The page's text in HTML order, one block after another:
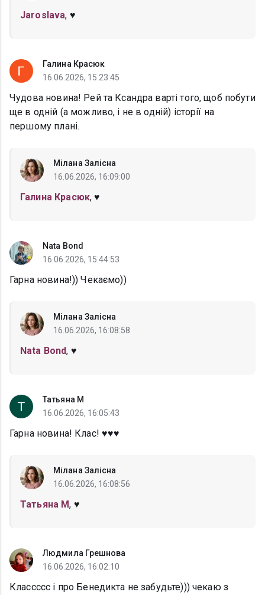
Jaroslava, ♥️
Галина Красюк
16.06.2026, 15:23:45
Чудова новина! Рей та Ксандра варті того, щоб побути
ще в одній (а можливо, і не в одній) історії на
першому плані.
Мілана Залісна
16.06.2026, 16:09:00
Галина Красюк, ♥️
Nata Bond
16.06.2026, 15:44:53
Гарна новина!)) Чекаємо))
Мілана Залісна
16.06.2026, 16:08:58
Nata Bond, ♥️
Татьяна М
16.06.2026, 16:05:43
Гарна новина! Клас! ♥️♥️♥️
Мілана Залісна
16.06.2026, 16:08:56
Татьяна М, ♥️
Людмила Грешнова
16.06.2026, 16:02:10
Классссс і про Бенедикта не забудьте))) чекаю з